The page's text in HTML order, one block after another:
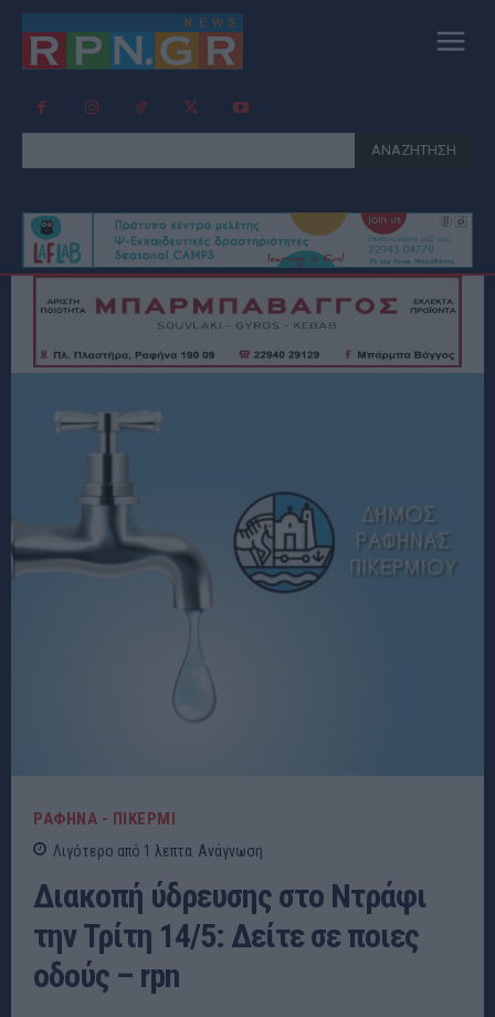
ΑΝΑΖΗΤΗΣΗ
ΡΑΦΗΝΑ - ΠΙΚΕΡΜΙ
Λιγότερο από 1 λεπτα Ανάγνωση
Διακοπή ύδρευσης στο Ντράφι
την Τρίτη 14/5: Δείτε σε ποιες
οδούς – rpn